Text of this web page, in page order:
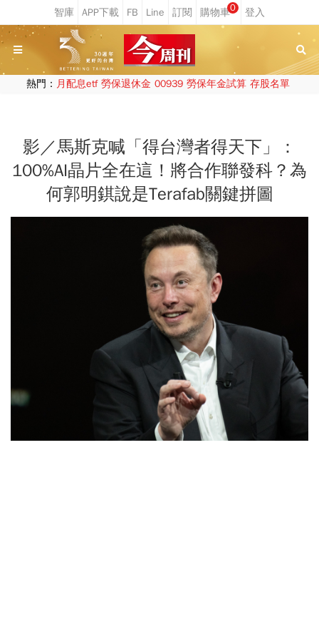
0
熱門： 月配息etf 勞保退休金 00939 勞保年金試算 存股名單
影／馬斯克喊「得台灣者得天下」：
100%AI晶片全在這！將合作聯發科？為
何郭明錤說是Terafab關鍵拼圖